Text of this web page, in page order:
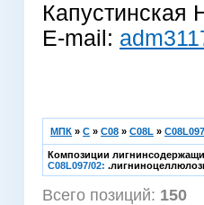
Капустинская
E-mail:
МПК » C » C08 » C08L »
Композиции
C08L097/02:
Всего позиций: 150